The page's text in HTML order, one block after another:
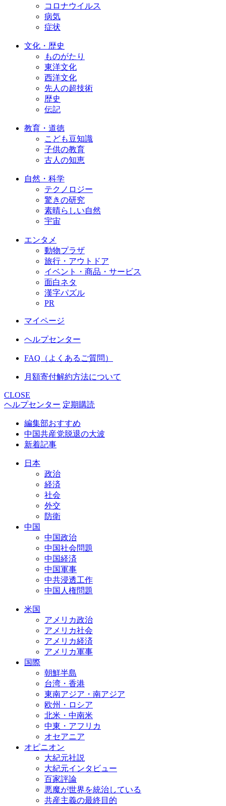
コロナウイルス
病気
症状
文化・歴史
ものがたり
東洋文化
西洋文化
先人の超技術
歴史
伝記
教育・道徳
こども豆知識
子供の教育
古人の知恵
自然・科学
テクノロジー
驚きの研究
素晴らしい自然
宇宙
エンタメ
動物プラザ
旅行・アウトドア
イベント・商品・サービス
面白ネタ
漢字パズル
PR
マイページ
ヘルプセンター
FAQ（よくあるご質問）
月額寄付解約方法について
CLOSE
ヘルプセンター 定期購読
編集部おすすめ
中国共産党脱退の大波
新着記事
日本
政治
経済
社会
外交
防衛
中国
中国政治
中国社会問題
中国経済
中国軍事
中共浸透工作
中国人権問題
米国
アメリカ政治
アメリカ社会
アメリカ経済
アメリカ軍事
国際
朝鮮半島
台湾・香港
東南アジア・南アジア
欧州・ロシア
北米・中南米
中東・アフリカ
オセアニア
オピニオン
大紀元社説
大紀元インタビュー
百家評論
悪魔が世界を統治している
共産主義の最終目的